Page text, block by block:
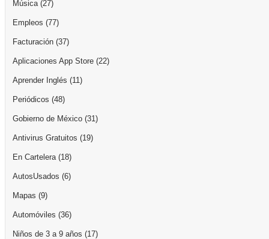
Música(27)
Empleos (77)
Facturación (37)
Aplicaciones App Store (22)
Aprender Inglés (11)
Periódicos (48)
Gobierno de México (31)
Antivirus Gratuitos (19)
En Cartelera(18)
AutosUsados (6)
Mapas (9)
Automóviles (36)
Niños de 3 a 9 años (17)